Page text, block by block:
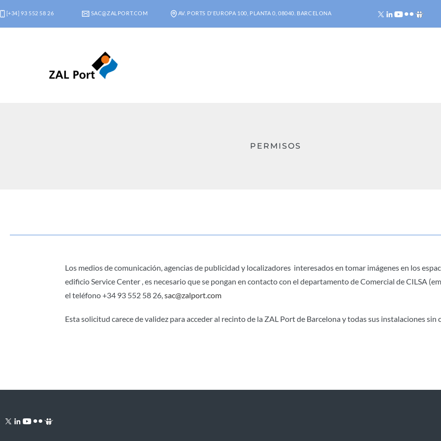
[+34] 93 552 58 26 SAC@ZALPORT.COM AV. PORTS D'EUROPA 100, PLANTA 0, 08040. BARCELONA
PERMISOS
Los medios de comunicación, agencias de publicidad y localizadores interesados en tomar imágenes en los
edificio Service Center , es necesario que se pongan en contacto con el departamento de Comercial de CILSA
el teléfono +34 93 552 58 26,sac@zalport.com
Esta solicitud carece de validez para acceder al recinto de la ZAL Port de Barcelona y todas sus instalaciones sin